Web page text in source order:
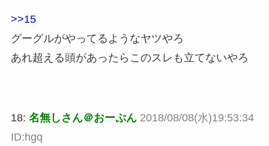
>>15
グーグルがやってるようなヤツやろ
あれ超える頭があったらこのスレも立てないやろ
18: 名無しさん＠おーぷん 2018/08/08(水)19:53:34
ID:hgq